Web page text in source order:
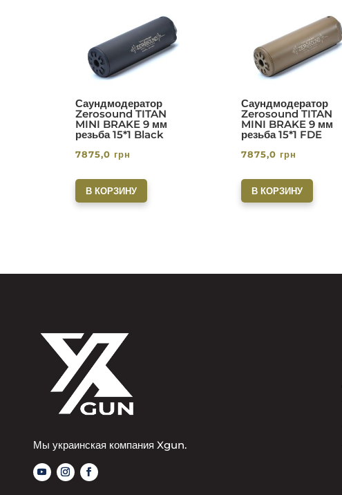
Саундмодератор
Zerosound TITAN
MINI BRAKE 9 мм
резьба 15*1 Black
7875,0 грн
В КОРЗИНУ
Саундмодератор
Zerosound TITAN
MINI BRAKE 9 мм
резьба 15*1 FDE
7875,0 грн
В КОРЗИНУ
Мы украинская компания Xgun.